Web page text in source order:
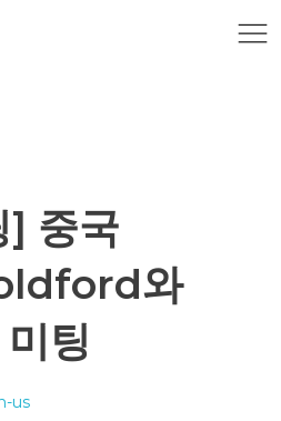
] 중국
와
팅
us